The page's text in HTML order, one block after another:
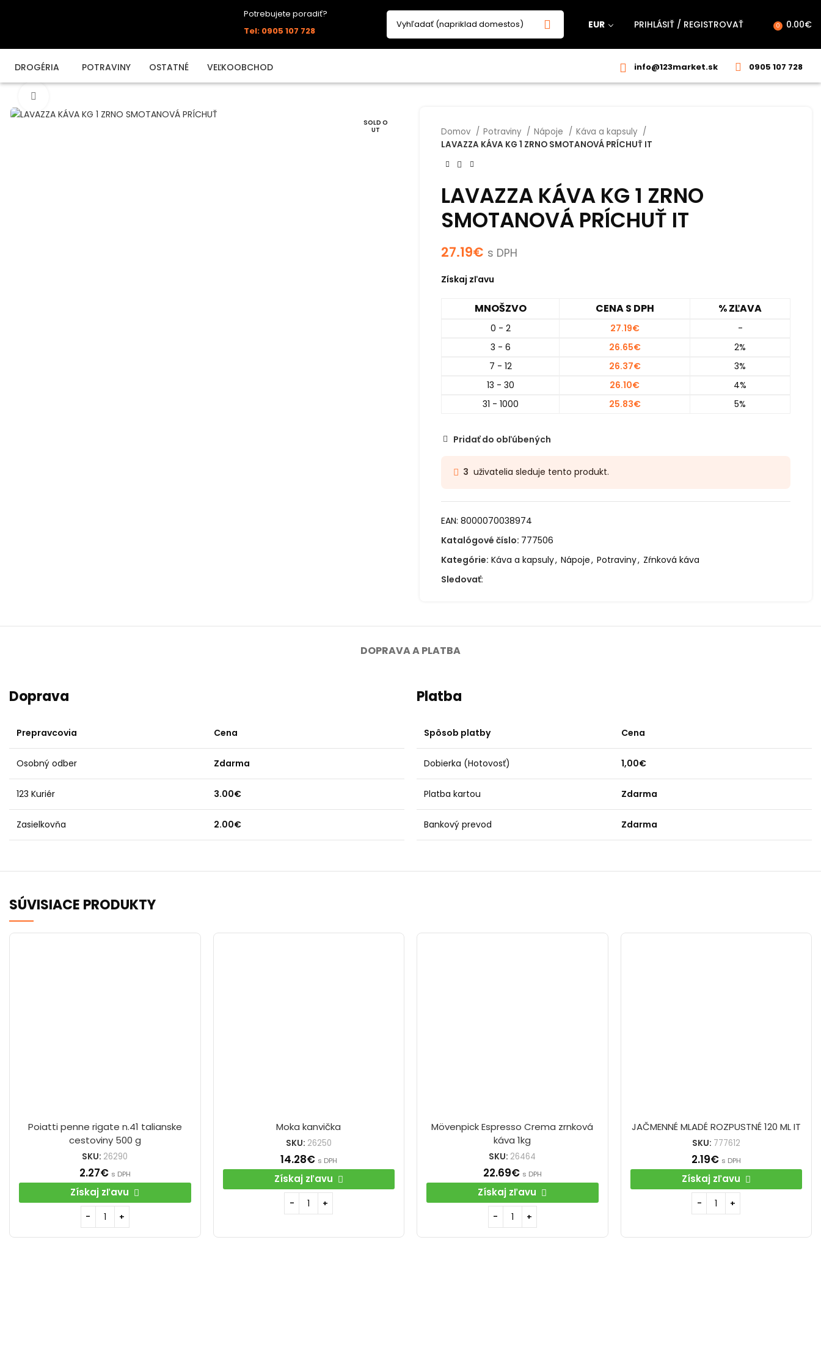
Potrebujete poradiť?
Tel: 0905 107 728
EUR PRIHLÁSIŤ / REGISTROVAŤ 0 0.00€
DROGÉRIA POTRAVINY OSTATNÉ VEĽKOOBCHOD info@123market.sk 0905 107 728
SOLD O
UT
Domov Potraviny Nápoje
Káva a kapsuly
LAVAZZA KÁVA KG 1 ZRNO SMOTANOVÁ PRÍCHUŤ IT
LAVAZZA KÁVA KG 1 ZRNO
SMOTANOVÁ PRÍCHUŤ IT
27.19€ s DPH
Získaj zľavu
MNOŠZVO CENA S DPH % ZĽAVA
0 - 2 27.19€
-
3 - 6
26.65€
2%
7 - 12
26.37€
3%
13 - 30
26.10€
4%
31 - 1000
25.83€ 5%
Pridať do obľúbených
3 uživatelia sleduje tento produkt.
EAN: 8000070038974
Katalógové číslo: 777506
Kategórie: Káva a kapsuly, Nápoje, Potraviny, Zŕnková káva
Sledovať:
DOPRAVA A PLATBA
Doprava
Prepravcovia Cena
Osobný odber Zdarma
123 Kuriér 3.00€
Zasielkovňa 2.00€
Platba
Spôsob platby Cena
Dobierka (Hotovosť) 1,00€
Platba kartou Zdarma
Bankový prevod Zdarma
SÚVISIACE PRODUKTY
Poiatti penne rigate n.41 talianske
cestoviny 500 g
SKU: 26290
2.27€ s DPH
Získaj zľavu
Moka kanvička
SKU: 26250
14.28€ s DPH
Získaj zľavu
Mövenpick Espresso Crema zrnková
káva 1kg
SKU: 26464
22.69€ s DPH
Získaj zľavu
JAČMENNÉ MLADÉ ROZPUSTNÉ 120 ML IT
SKU: 777612
2.19€ s DPH
Získaj zľavu